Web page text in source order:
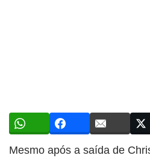
Mesmo após a saída de